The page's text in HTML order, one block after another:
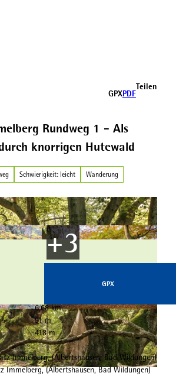
GPXPDF
Teilen
Rundweg 1 - Als
knorrigen Hutewald
Schwierigkeit: leicht Wanderung
Deine Region: wild, bunt, gesund.
Bad Wildu
ngen
© Heinrich Kowalski, Edersee | Deine Region: w
ild, bunt, gesund.
GPX
6,68 km
91 m
418 m
Immelberg, (Albertshausen, Bad Wildungen)
Immelberg, (Albertshausen, Bad Wildungen)